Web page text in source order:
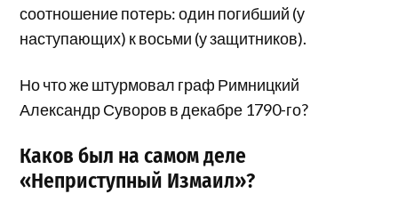
соотношение потерь: один погибший (у
наступающих) к восьми (у защитников).
Но что же штурмовал граф Римницкий
Александр Суворов в декабре 1790-го?
Каков был на самом деле
«Неприступный Измаил»?